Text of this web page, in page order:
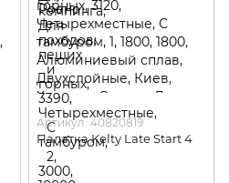
Артикул: 40820819
Палатка Kelty Late Start 4